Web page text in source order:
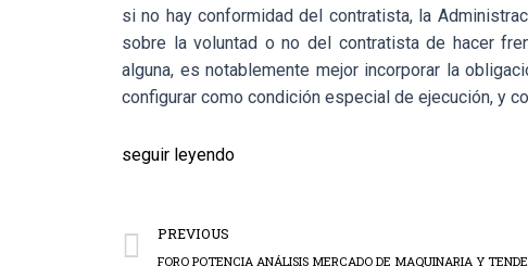
si no hay conformidad del contratista, la
sobre la voluntad o no del contratista de hacer
alguna, es notablemente mejor incorporar la
configurar como condición especial de ejecución, y
seguir leyendo
PREVIOUS
FORO POTENCIA ANÁLISIS MERCADO DE MAQUINARIA Y